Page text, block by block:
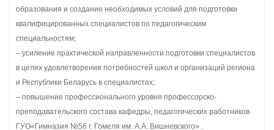
образования и создание необходимых условий для подготовки
квалифицированных специалистов по педагогическим
специальностям;
– усиление практической направленности подготовки специалистов
в целях удовлетворения потребностей школ и организаций региона
и Республики Беларусь в специалистах;
– повышение профессионального уровня профессорско-
преподавательского состава кафедры, педагогических работников
ГУО«Гимназия №56 г. Гомеля им. А.А. Вишневского» .